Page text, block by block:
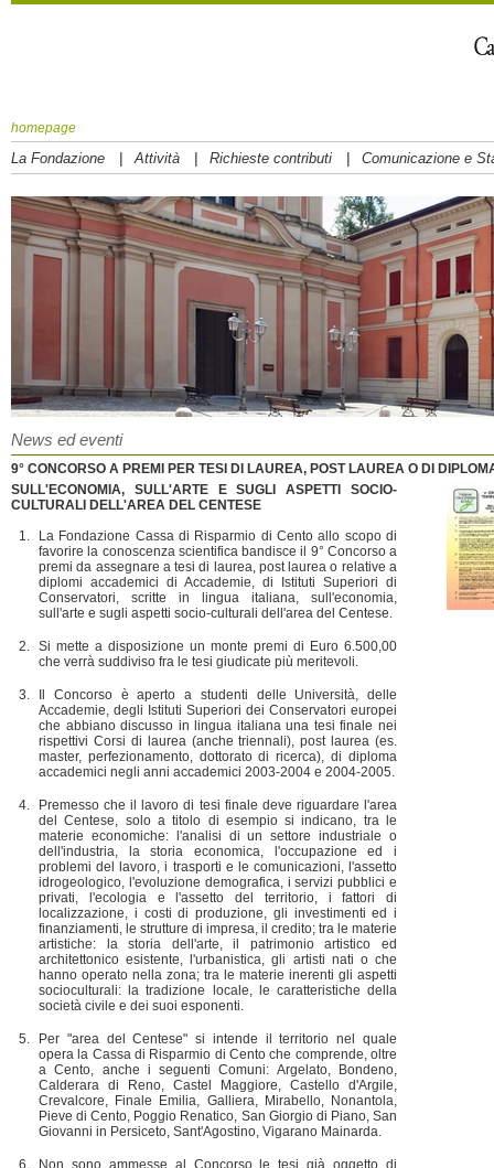
homepage
La Fondazione | Attività | Richieste contributi | Comunicazione e
News ed eventi
9° CONCORSO A PREMI PER TESI DI LAUREA, POST LAUREA O DI
SULL'ECONOMIA, SULL'ARTE E SUGLI ASPETTI SOCIO-
CULTURALI DELL'AREA DEL CENTESE
La Fondazione Cassa di Risparmio di Cento allo scopo di
favorire la conoscenza scientifica bandisce il 9° Concorso a
premi da assegnare a tesi di laurea, post laurea o relative a
diplomi accademici di Accademie, di Istituti Superiori di
Conservatori, scritte in lingua italiana, sull'economia,
sull'arte e sugli aspetti socio-culturali dell'area del Centese.
Si mette a disposizione un monte premi di Euro 6.500,00
che verrà suddiviso fra le tesi giudicate più meritevoli.
Il Concorso è aperto a studenti delle Università, delle
Accademie, degli Istituti Superiori dei Conservatori europei
che abbiano discusso in lingua italiana una tesi finale nei
rispettivi Corsi di laurea (anche triennali), post laurea (es.
master, perfezionamento, dottorato di ricerca), di diploma
accademici negli anni accademici 2003-2004 e 2004-2005.
Premesso che il lavoro di tesi finale deve riguardare l'area
del Centese, solo a titolo di esempio si indicano, tra le
materie economiche: l'analisi di un settore industriale o
dell'industria, la storia economica, l'occupazione ed i
problemi del lavoro, i trasporti e le comunicazioni, l'assetto
idrogeologico, l'evoluzione demografica, i servizi pubblici e
privati, l'ecologia e l'assetto del territorio, i fattori di
localizzazione, i costi di produzione, gli investimenti ed i
finanziamenti, le strutture di impresa, il credito; tra le materie
artistiche: la storia dell'arte, il patrimonio artistico ed
architettonico esistente, l'urbanistica, gli artisti nati o che
hanno operato nella zona; tra le materie inerenti gli aspetti
socioculturali: la tradizione locale, le caratteristiche della
società civile e dei suoi esponenti.
Per "area del Centese" si intende il territorio nel quale
opera la Cassa di Risparmio di Cento che comprende, oltre
a Cento, anche i seguenti Comuni: Argelato, Bondeno,
Calderara di Reno, Castel Maggiore, Castello d'Argile,
Crevalcore, Finale Emilia, Galliera, Mirabello, Nonantola,
Pieve di Cento, Poggio Renatico, San Giorgio di Piano, San
Giovanni in Persiceto, Sant'Agostino, Vigarano Mainarda.
Non sono ammesse al Concorso le tesi già oggetto di